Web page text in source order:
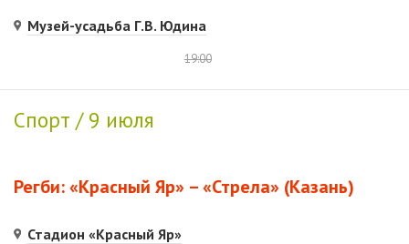
Музей-усадьба Г.В. Юдина
19:00
Спорт / 9 июля
Регби: «Красный Яр» – «Стрела» (Казань)
Стадион «Красный Яр»